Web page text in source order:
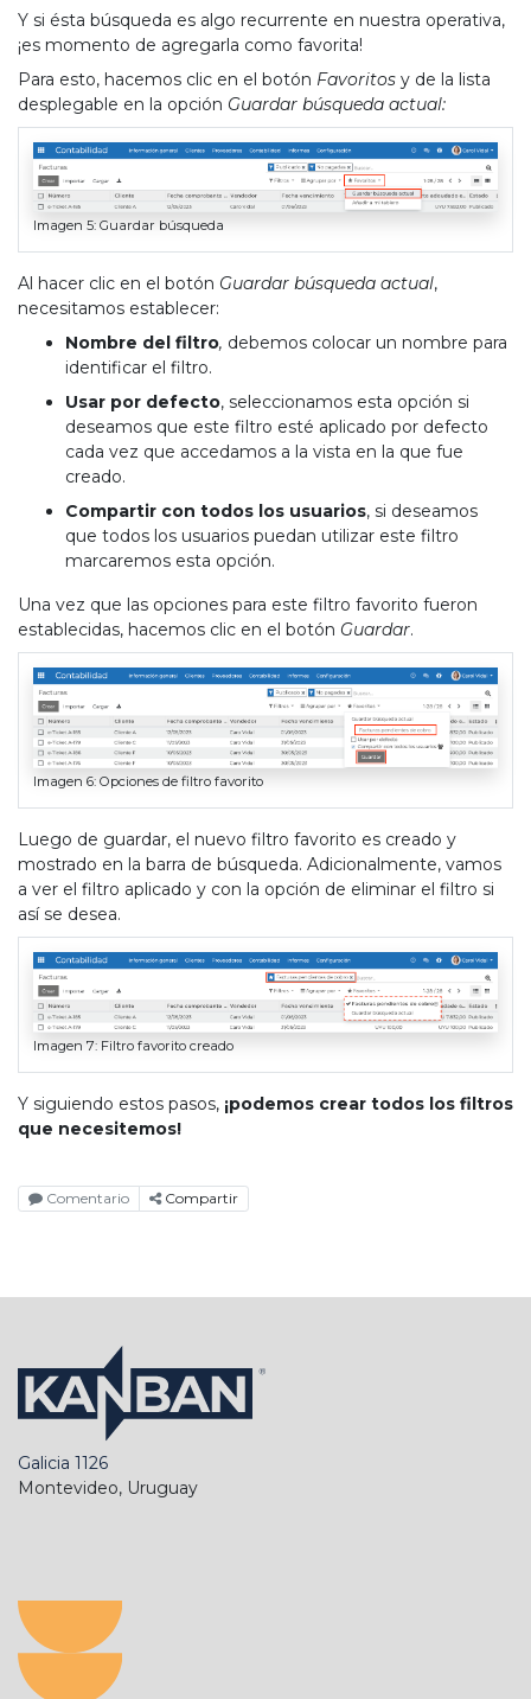
Y si ésta búsqueda es algo recurrente en nuestra operativa,
¡es momento de agregarla como favorita!
Para esto, hacemos clic en el botón Favoritos y de la lista
desplegable en la opción Guardar búsqueda actual:
Imagen 5: Guardar búsqueda
Al hacer clic en el botón Guardar búsqueda actual,
necesitamos establecer:
Nombre del filtro, debemos colocar un nombre para
identificar el filtro.
Usar por defecto, seleccionamos esta opción si
deseamos que este filtro esté aplicado por defecto
cada vez que accedamos a la vista en la que fue
creado.
Compartir con todos los usuarios, si deseamos
que todos los usuarios puedan utilizar este filtro
marcaremos esta opción.
Una vez que las opciones para este filtro favorito fueron
establecidas, hacemos clic en el botón Guardar.
Imagen 6: Opciones de filtro favorito
Luego de guardar, el nuevo filtro favorito es creado y
mostrado en la barra de búsqueda. Adicionalmente, vamos
a ver el filtro aplicado y con la opción de eliminar el filtro si
así se desea.
Imagen 7: Filtro favorito creado
Y siguiendo estos pasos, ¡podemos crear todos los filtros
que necesitemos!
Comentario Compartir
Galicia 1126
Montevideo, Uruguay